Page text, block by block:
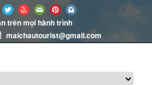
trên mọi hành trình
maichautourist@gmail.com